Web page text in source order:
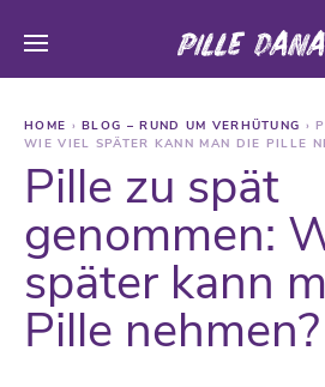
HOME › BLOG – RUND UM VERHÜTUNG ›
WIE VIEL SPÄTER KANN MAN DIE PILLE
Pille zu spät
genommen:
später kann
Pille nehmen?